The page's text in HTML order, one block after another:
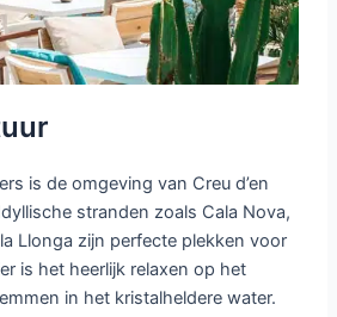
is de omgeving van Creu d’en
stranden zoals Cala Nova,
Llonga zijn perfecte plekken voor
is het heerlijk relaxen op het
in het kristalheldere water.